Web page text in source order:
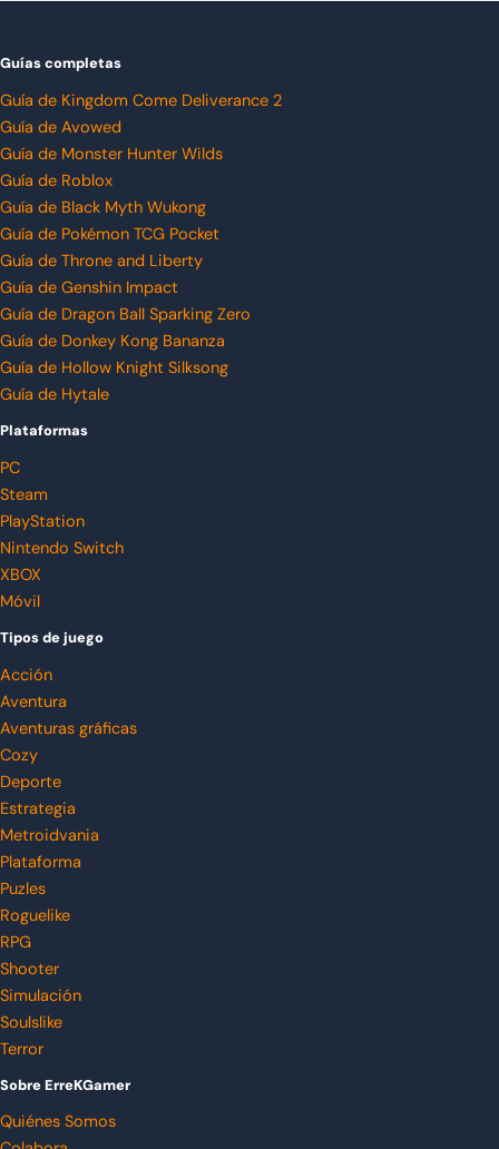
Guías completas
Guía de Kingdom Come Deliverance 2
Guía de Avowed
Guía de Monster Hunter Wilds
Guía de Roblox
Guía de Black Myth Wukong
Guía de Pokémon TCG Pocket
Guía de Throne and Liberty
Guía de Genshin Impact
Guía de Dragon Ball Sparking Zero
Guía de Donkey Kong Bananza
Guía de Hollow Knight Silksong
Guía de Hytale
Plataformas
PC
Steam
PlayStation
Nintendo Switch
XBOX
Móvil
Tipos de juego
Acción
Aventura
Aventuras gráficas
Cozy
Deporte
Estrategia
Metroidvania
Plataforma
Puzles
Roguelike
RPG
Shooter
Simulación
Soulslike
Terror
Sobre ErreKGamer
Quiénes Somos